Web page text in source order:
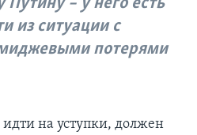
из ситуации с
потерями
идти на уступки, должен